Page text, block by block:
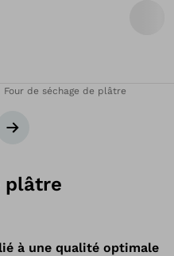
Four de séchage de plâtre
Bannière suivante
plâtre
à une qualité optimale